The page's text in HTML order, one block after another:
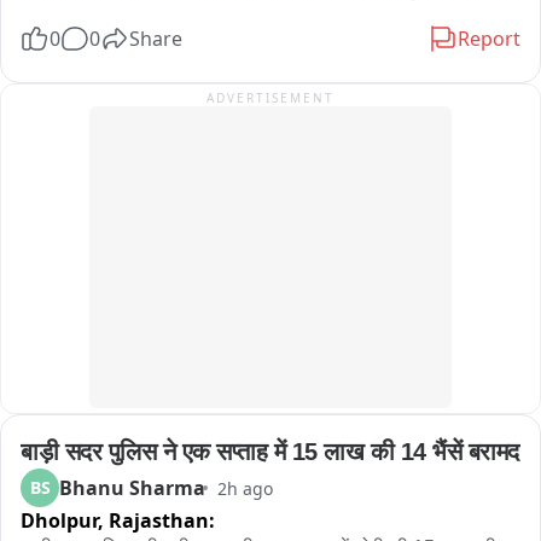
হেলমেট ছাড়া বাইক চালাতে দেখলেই সেই বাইক আরোহীর দিকে ছুটে যাচ্ছেন
যমরাজ? যে কোনও মুহূর্তে তোমার বাড়িতে পৌঁছে যেতে পারি!” এরপরই শুরু হচ্ছে
নাটকীয় পদ্ধতিতে সচেতনতার বার্তা মানুষের কাছে পৌঁছে দিলে তার প্রভাব আরও
বেশি হতে পারে। পথ নিরাপত্তা সপ্তাহে সবং ও পিংলা পুলিশের এই উদ্যোগ যেন
হাসির আড়ালে একটি কঠিন বার্তাই দিয়ে গেল হেলমেট ও সিটবেল্ট এড়িয়ে চলা মানেই
2023 की भर्ती प्रक्रिया की तर्ज पर भर्ती की मांग भर्ती नियमों में बदलाव नहीं
बाहर संविदा कर्मी कर रहे विरोध
0 0 Share Report
ADVERTISEMENT
बाड़ी सदर पुलिस ने एक सप्ताह में 15 लाख की 14 भैंसें बरामद
BS Bhanu Sharma 2h ago
Dholpur, Rajasthan: